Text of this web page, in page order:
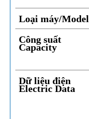
Loại máy/Model
Công suất
Capacity
Dữ liệu điện
Electric Data